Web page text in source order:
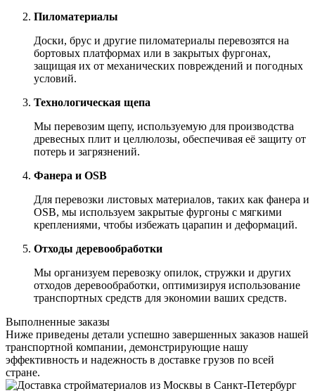
Пиломатериалы
Доски, брус и другие пиломатериалы перевозятся на
бортовых платформах или в закрытых фургонах,
защищая их от механических повреждений и погодных
условий.
Технологическая щепа
Мы перевозим щепу, используемую для производства
древесных плит и целлюлозы, обеспечивая её защиту от
потерь и загрязнений.
Фанера и OSB
Для перевозки листовых материалов, таких как фанера и
OSB, мы используем закрытые фургоны с мягкими
креплениями, чтобы избежать царапин и деформаций.
Отходы деревообработки
Мы организуем перевозку опилок, стружки и других
отходов деревообработки, оптимизируя использование
транспортных средств для экономии ваших средств.
Выполненные заказы
Ниже приведены детали успешно завершенных заказов нашей
транспортной компании, демонстрирующие нашу
эффективность и надежность в доставке грузов по всей
стране.